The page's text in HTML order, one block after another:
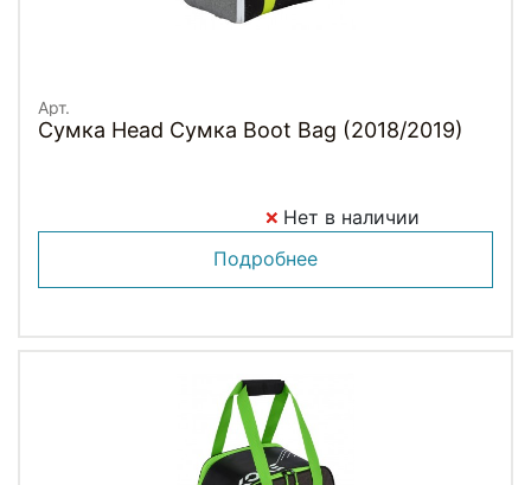
Арт.
Сумка Head Сумка Boot Bag (2018/2019)
Нет в наличии
Подробнее